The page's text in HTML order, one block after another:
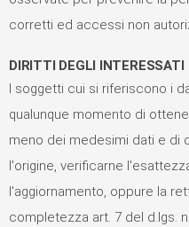
corretti ed accessi non
DIRITTI DEGLI INTERESSATI
I soggetti cui si riferiscono i
qualunque momento di
meno dei medesimi dati e di
l'origine, verificarne
l'aggiornamento, oppure la
completezza art. 7 del d.lgs.